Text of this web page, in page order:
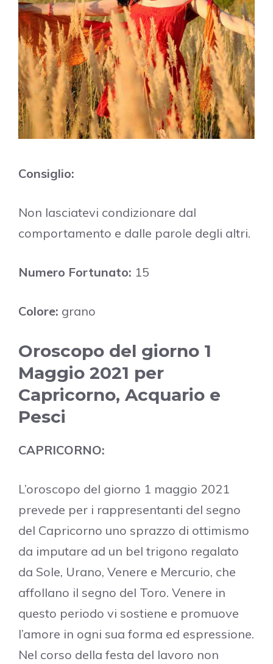
Consiglio:
Non lasciatevi condizionare dal
comportamento e dalle parole degli altri.
Numero Fortunato: 15
Colore: grano
Oroscopo del giorno 1
Maggio 2021 per
Capricorno, Acquario e
Pesci
CAPRICORNO:
L’oroscopo del giorno 1 maggio 2021
prevede per i rappresentanti del segno
del Capricorno uno sprazzo di ottimismo
da imputare ad un bel trigono regalato
da Sole, Urano, Venere e Mercurio, che
affollano il segno del Toro. Venere in
questo periodo vi sostiene e promuove
l’amore in ogni sua forma ed espressione.
Nel corso della festa del lavoro non